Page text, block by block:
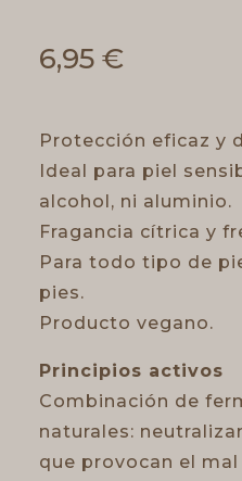
6,95 €
Protección eficaz y
Ideal para piel
alcohol, ni aluminio.
Fragancia cítrica y
Para todo tipo de
pies.
Producto vegano.
Principios activos
Combinación de
naturales:
que provocan el mal